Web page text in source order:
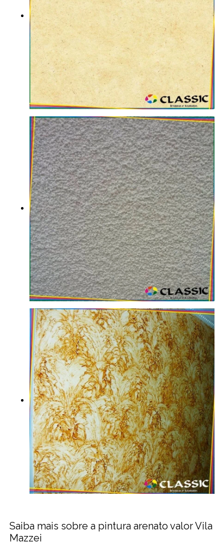
Saiba mais sobre a pintura arenato valor Vila
Mazzei